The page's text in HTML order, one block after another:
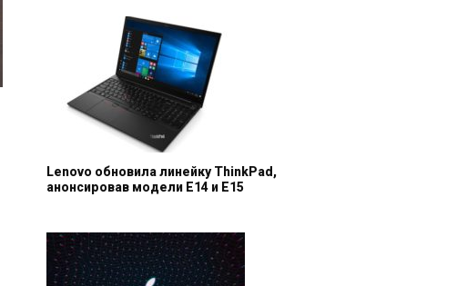
Lenovo обновила линейку ThinkPad,
анонсировав модели E14 и E15